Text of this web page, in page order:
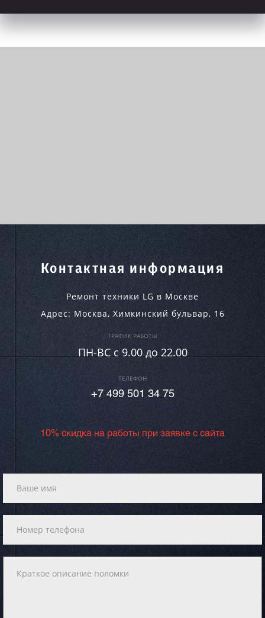
Контактная информация
Ремонт техники LG в Москве
Адрес: Москва, Химкинский бульвар, 16
ГРАФИК РАБОТЫ
ПН-ВC c 9.00 до 22.00
ТЕЛЕФОН
+7 499 501 34 75
10% скидка на работы при заявке с сайта